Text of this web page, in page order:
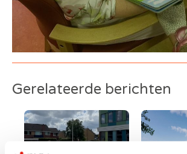
Gerelateerde berichten